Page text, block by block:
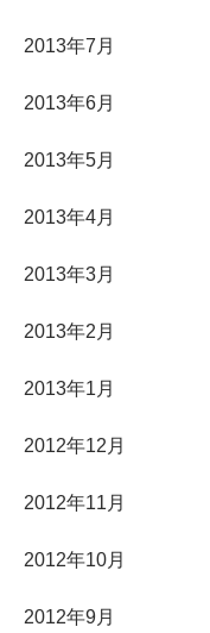
2013年7月
2013年6月
2013年5月
2013年4月
2013年3月
2013年2月
2013年1月
2012年12月
2012年11月
2012年10月
2012年9月